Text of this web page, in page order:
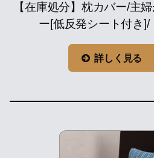
【在庫処分】枕カバー/主
ー[低反発シート付き]/
詳しく見る